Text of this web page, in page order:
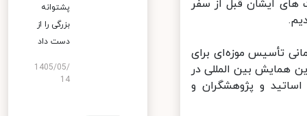
های ایشان قبل از سفر
تأسیس موزه‌ای برای
همایش بین المللی در
و پژوهشگران و
پشتوانه
بزرگی را از
دست داد
1405/05/
14